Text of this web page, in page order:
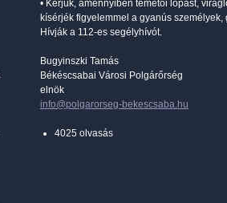
• Kérjük, amennyiben temetői lopást,
kísérjék figyelemmel a gyanús
Hívják a 112-es segélyhívót.
Bugyinszki Tamás
Békéscsabai Városi Polgárőrség
elnök
info@polgarorseg-bekescsaba.hu
4025 olvasás